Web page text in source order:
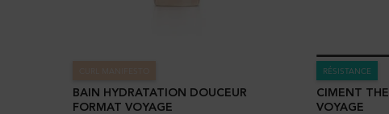
BAIN HYDRATATION DOUCEUR
FORMAT VOYAGE
RÉSISTANCE
CIMENT
VOYAGE